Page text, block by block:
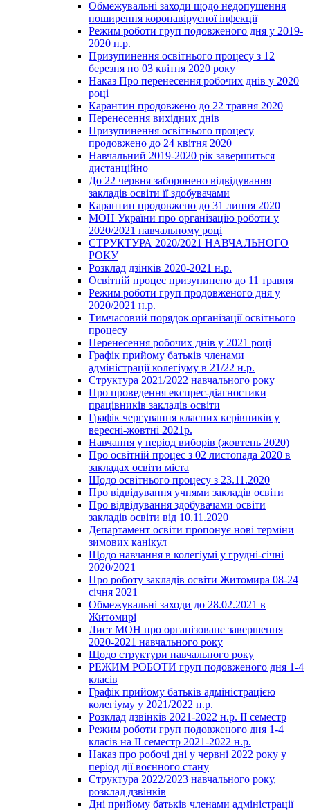
Обмежувальні заходи щодо недопушення
поширення коронавірусної інфекції
Режим роботи груп подовженого дня у 2019-
2020 н.р.
Призупинення освітнього процесу з 12
березня по 03 квітня 2020 року
Наказ Про перенесення робочих днів у 2020
році
Карантин продовжено до 22 травня 2020
Перенесення вихідних днів
Призупинення освітнього процесу
продовжено до 24 квітня 2020
Навчальний 2019-2020 рік завершиться
дистанційно
До 22 червня заборонено відвідування
закладів освіти її здобувачами
Карантин продовжено до 31 липня 2020
МОН України про організацію роботи у
2020/2021 навчальному році
СТРУКТУРА 2020/2021 НАВЧАЛЬНОГО
РОКУ
Розклад дзінків 2020-2021 н.р.
Освітній процес призупинено до 11 травня
Режим роботи груп продовженого дня у
2020/2021 н.р.
Тимчасовий порядок організації освітнього
процесу
Перенесення робочих днів у 2021 році
Графік прийому батьків членами
адміністрації колегіуму в 21/22 н.р.
Структура 2021/2022 навчального року
Про проведення експрес-діагностики
працівників закладів освіти
Графік чергування класних керівників у
вересні-жовтні 2021р.
Навчання у період виборів (жовтень 2020)
Про освітній процес з 02 листопада 2020 в
закладах освіти міста
Щодо освітнього процесу з 23.11.2020
Про відвідування учнями закладів освіти
Про відвідування здобувачами освіти
закладів освіти від 10.11.2020
Департамент освіти пропонує нові терміни
зимових канікул
Щодо навчання в колегіумі у грудні-січні
2020/2021
Про роботу закладів освіти Житомира 08-24
січня 2021
Обмежувальні заходи до 28.02.2021 в
Житомирі
Лист МОН про організоване завершення
2020-2021 навчального року
Щодо структури навчального року
РЕЖИМ РОБОТИ груп подовженого дня 1-4
класів
Графік прийому батьків адміністрацією
колегіуму у 2021/2022 н.р.
Розклад дзвінків 2021-2022 н.р. ІІ семестр
Режим роботи груп подовженого дня 1-4
класів на ІІ семестр 2021-2022 н.р.
Наказ про робочі дні у червні 2022 року у
період дії воєнного стану
Структура 2022/2023 навчального року,
розклад дзвінків
Дні прийому батьків членами адміністрації